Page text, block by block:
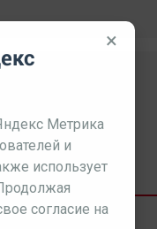
×
Метрика
и
использует
согласие на